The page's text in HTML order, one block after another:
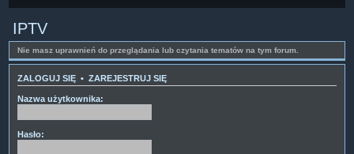
IPTV
Nie masz uprawnień do przeglądania lub czytania tematów na tym forum.
ZALOGUJ SIĘ • ZAREJESTRUJ SIĘ
Nazwa użytkownika:
Hasło: